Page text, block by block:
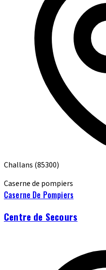
Challans (85300)
Caserne de pompiers
Caserne De Pompiers
Centre de Secours